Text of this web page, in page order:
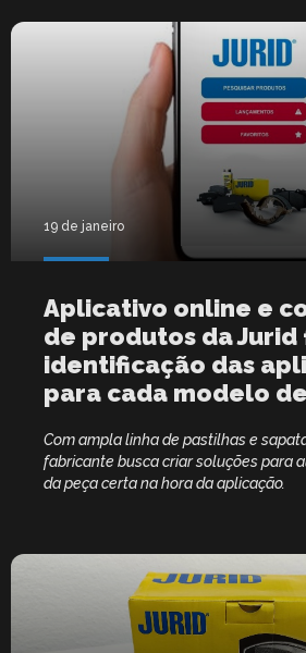
19 de janeiro
Aplicativo online e
de produtos da
identificação das
para cada modelo
Com ampla linha de pastilhas e
fabricante busca criar soluções para
da peça certa na hora da aplicação.